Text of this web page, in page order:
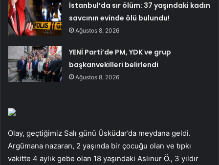
İstanbul’da sır ölüm: 37 yaşındaki kadın
savcının evinde ölü bulundu!
Ağustos 8, 2026
YENİ Parti’de PM, YDK ve grup
başkanvekilleri belirlendi
Ağustos 8, 2026
Olay, geçtiğimiz Salı günü Üsküdar’da meydana geldi.
Argümana nazaran, 2 yaşında bir çocuğu olan ve tıpkı
vakitte 4 aylık gebe olan 18 yaşındaki Aslınur Ö., 3 yıldır